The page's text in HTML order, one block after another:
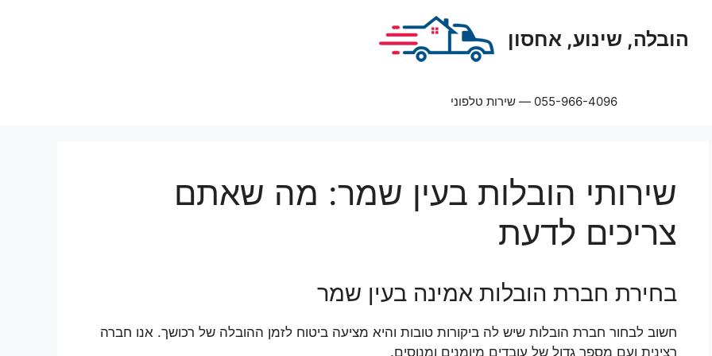
הובלה, שינוע, אחסון
055-966-4096 — שירות טלפוני
שירותי הובלות בעין שמר: מה שאתם
צריכים לדעת
בחירת חברת הובלות אמינה בעין שמר
חשוב לבחור חברת הובלות שיש לה ביקורות טובות והיא מציעה ביטוח לזמן ההובלה של רכושך. אנו חברה
רצינית ועם מספר גדול של עובדים מיומנים ומנוסים.